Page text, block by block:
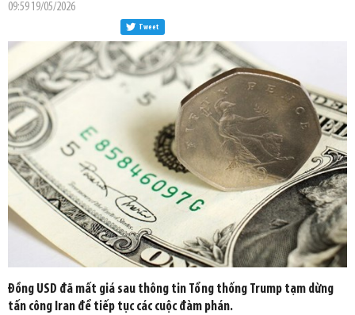
09:59 19/05/2026
Tweet
Đồng USD đã mất giá sau thông tin Tổng thống Trump tạm dừng
tấn công Iran để tiếp tục các cuộc đàm phán.